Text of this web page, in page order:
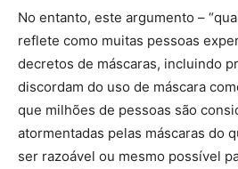
No entanto, este argumento –
reflete como muitas pessoas
decretos de máscaras, incluindo
discordam do uso de máscara
que milhões de pessoas são
atormentadas pelas máscaras do
ser razoável ou mesmo possível